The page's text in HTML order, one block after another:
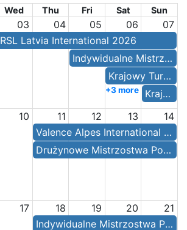
Wed Thu Fri Sat Sun
03 04 05 06
07
RSL Latvia International 2026
Indywidualne Mistrzostwa Polski Seniorów 2026
Krajowy Turniej Juniorów Juniorów Mł. Młodzików i Młodzików Mł. oraz Żaków i Żaków Mł.
+3 more
Krajowy Turniej Juniorów Młodzików oraz Żaków
10 11 12 13
14
Valence Alpes International 2026 presented by FZ FORZA
Drużynowe Mistrzostwa Polski Wójewództw
17 18 19 20
21
Indywidualne Mistrzostwa Polski